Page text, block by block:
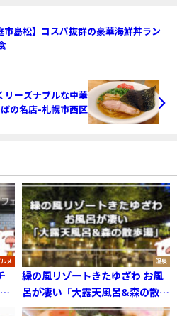
市島松】コスパ抜群の豪華海鮮丼ラン
リーズナブルな中華
の名店-札幌市西区
メ 温泉
緑の風リゾートきたゆざわ お風
呂が凄い「大露天風呂&森の散歩
湯」